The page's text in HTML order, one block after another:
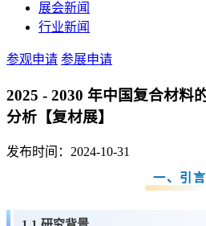
展会新闻
行业新闻
参观申请 参展申请
2025 - 2030 年中国复合材料
分析【复材展】
发布时间：2024-10-31
一、引言